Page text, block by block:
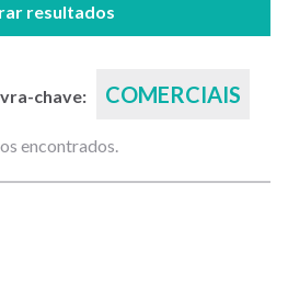
resultados
chave: COMERCIAIS
encontrados.